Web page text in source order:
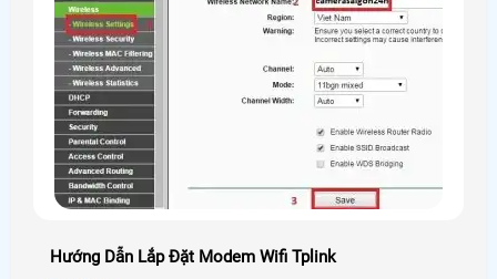
Hướng Dẫn Lắp Đặt Modem Wifi Tplink